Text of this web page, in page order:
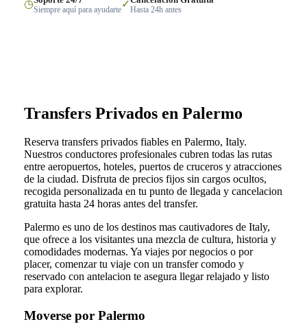
◷Siempre aquí para ayudarte✓Hasta 24h antes
Transfers Privados en Palermo
Reserva transfers privados fiables en Palermo, Italy.
Nuestros conductores profesionales cubren todas las rutas
entre aeropuertos, hoteles, puertos de cruceros y atracciones
de la ciudad. Disfruta de precios fijos sin cargos ocultos,
recogida personalizada en tu punto de llegada y cancelacion
gratuita hasta 24 horas antes del transfer.
Palermo es uno de los destinos mas cautivadores de Italy,
que ofrece a los visitantes una mezcla de cultura, historia y
comodidades modernas. Ya viajes por negocios o por
placer, comenzar tu viaje con un transfer comodo y
reservado con antelacion te asegura llegar relajado y listo
para explorar.
Moverse por Palermo